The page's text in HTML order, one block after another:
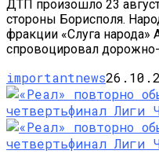
ДТП произошло 23
стороны Борисполя.
фракции «Слуга народа»
спровоцировал
importantnews